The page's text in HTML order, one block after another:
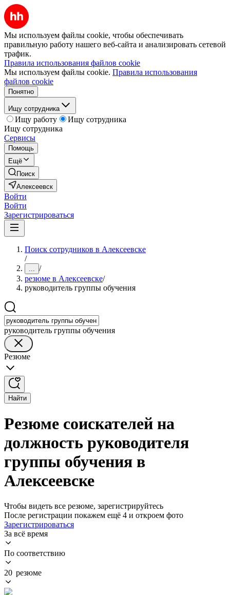
Мы используем файлы cookie, чтобы обеспечивать
правильную работу нашего веб-сайта и анализировать сетевой
трафик.
Правила использования файлов cookie
Мы используем файлы cookie. Правила использования
файлов cookie
Понятно
Ищу сотрудника
Ищу работу
Ищу сотрудника
Ищу сотрудника
Сервисы
Помощь
Ещё
Поиск
Алексеевск
Войти
Войти
Зарегистрироваться
Поиск сотрудников в Алексеевске
/
... /
резюме в Алексеевске/
руководитель группы обучения
руководитель группы обучения
Резюме
Найти
Резюме соискателей на
должность руководителя
группы обучения в
Алексеевске
Чтобы видеть все резюме, зарегистрируйтесь
После регистрации покажем ещё 4 и откроем фото
Зарегистрироваться
За всё время
По соответствию
20 резюме